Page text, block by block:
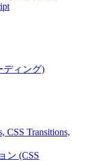
ディング)
CSS Transitions,
ン (CSS